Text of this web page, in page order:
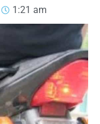
1:21 am